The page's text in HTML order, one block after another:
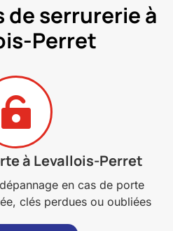
de serrurerie à
Perret

à Levallois-Perret
en cas de porte
clés perdues ou oubliées